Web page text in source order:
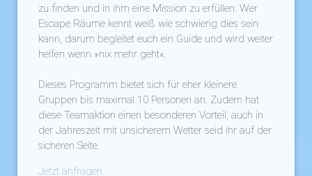
zu finden und in ihm eine Mission zu erfüllen. Wer
Escape Räume kennt weiß wie schwierig dies sein
kann, darum begleitet euch ein Guide und wird weiter
helfen wenn »nix mehr geht«.
Dieses Programm bietet sich für eher kleinere
Gruppen bis maximal 10 Personen an. Zudem hat
diese Teamaktion einen besonderen Vorteil, auch in
der Jahreszeit mit unsicherem Wetter seid ihr auf der
sicheren Seite.
Jetzt anfragen